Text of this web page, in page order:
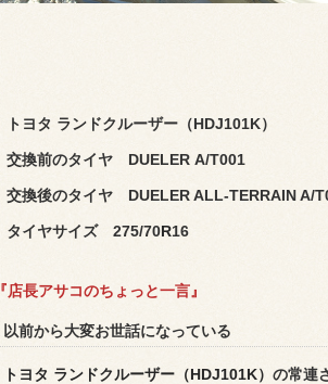
トヨタ ランドクルーザー（HDJ101K）
交換前のタイヤ DUELER A/T001
交換後のタイヤ DUELER ALL-TERRAIN A/
タイヤサイズ 275/70R16
『店長アサコのちょっと一言』
以前から大変お世話になっている
トヨタ ランドクルーザー（HDJ101K） の常連